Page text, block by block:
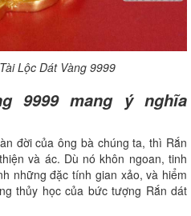
Lộc Dát Vàng 9999
9999 mang ý nghĩa
đời của ông bà chúng ta, thì Rắn
và ác. Dù nó khôn ngoan, tinh
những đặc tính gian xảo, và hiểm
thủy học của bức tượng Rắn dát